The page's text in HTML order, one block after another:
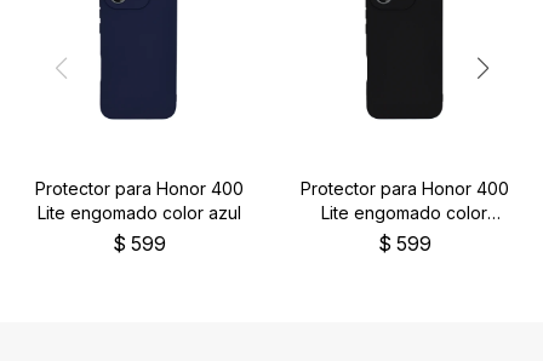
Protector para Honor 400
Lite engomado color azul
$ 599
Protector para Honor 400
Lite engomado color
negro
$ 599